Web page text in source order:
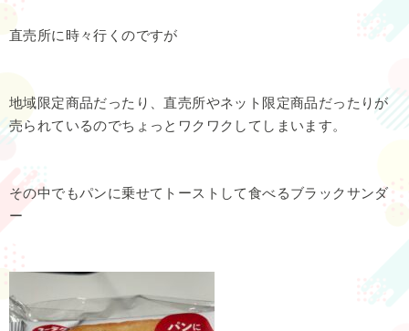
直売所に時々行くのですが
地域限定商品だったり、直売所やネット限定商品だったりが
売られているのでちょっとワクワクしてしまいます。
その中でもパンに乗せてトーストして食べるブラックサンダ
ー